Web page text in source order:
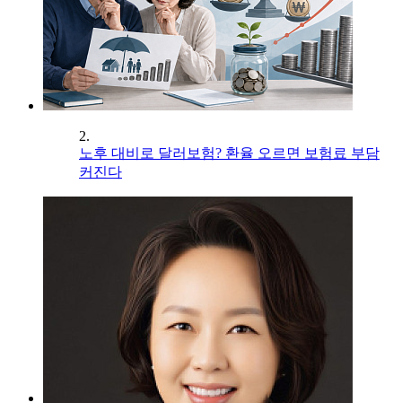
2.
노후 대비로 달러보험? 환율 오르면 보험료 부담
커진다